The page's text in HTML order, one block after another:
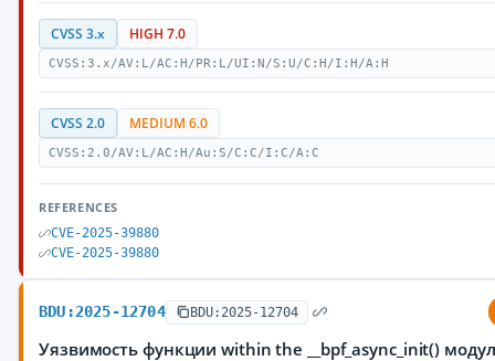
CVSS 3.x HIGH 7.0
CVSS:3.x/AV:L/AC:H/PR:L/UI:N/S:U/C:H/I:H/A:H
CVSS 2.0 MEDIUM 6.0
CVSS:2.0/AV:L/AC:H/Au:S/C:C/I:C/A:C
REFERENCES
CVE-2025-39880
CVE-2025-39880
BDU:2025-12704 BDU:2025-12704
Уязвимость функции within the __bpf_async_init()